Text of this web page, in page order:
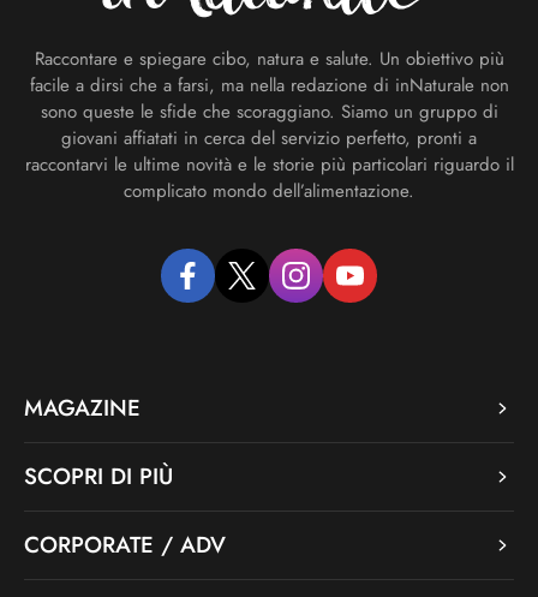
Raccontare e spiegare cibo, natura e salute. Un obiettivo più
facile a dirsi che a farsi, ma nella redazione di inNaturale non
sono queste le sfide che scoraggiano. Siamo un gruppo di
giovani affiatati in cerca del servizio perfetto, pronti a
raccontarvi le ultime novità e le storie più particolari riguardo il
complicato mondo dell’alimentazione.
facebooktwitter instagramyoutube
MAGAZINE
SCOPRI DI PIÙ
CORPORATE / ADV